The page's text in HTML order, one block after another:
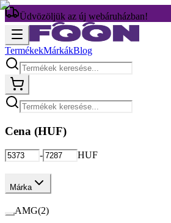
Üdvözöljük az új webáruházban!
TermékekMárkákBlog
Cena (HUF)
- HUF
Márka
AMG(2)